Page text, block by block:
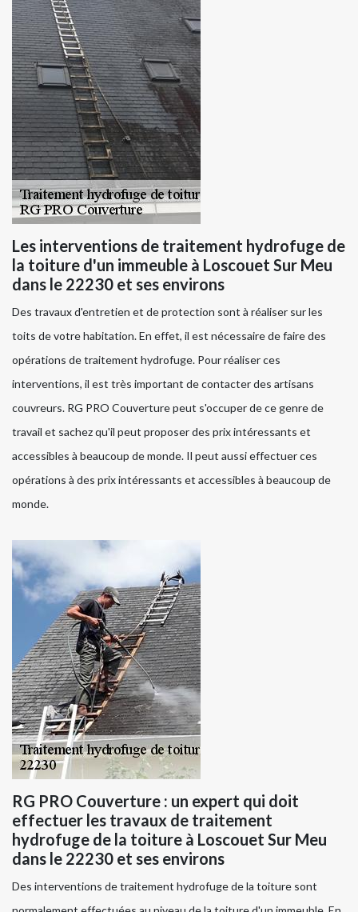
Les interventions de traitement hydrofuge de
la toiture d'un immeuble à Loscouet Sur Meu
dans le 22230 et ses environs
Des travaux d'entretien et de protection sont à réaliser sur les
toits de votre habitation. En effet, il est nécessaire de faire des
opérations de traitement hydrofuge. Pour réaliser ces
interventions, il est très important de contacter des artisans
couvreurs. RG PRO Couverture peut s'occuper de ce genre de
travail et sachez qu'il peut proposer des prix intéressants et
accessibles à beaucoup de monde. Il peut aussi effectuer ces
opérations à des prix intéressants et accessibles à beaucoup de
monde.
RG PRO Couverture : un expert qui doit
effectuer les travaux de traitement
hydrofuge de la toiture à Loscouet Sur Meu
dans le 22230 et ses environs
Des interventions de traitement hydrofuge de la toiture sont